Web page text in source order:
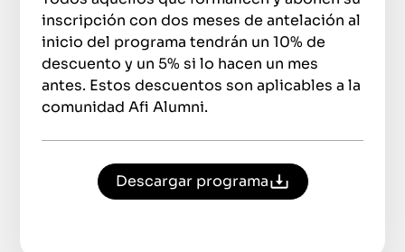
inscripción con dos meses de antelación al
inicio del programa tendrán un 10% de
descuento y un 5% si lo hacen un mes
antes. Estos descuentos son aplicables a la
comunidad Afi Alumni.
Descargar programa